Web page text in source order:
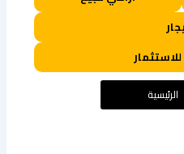
الرئيسية